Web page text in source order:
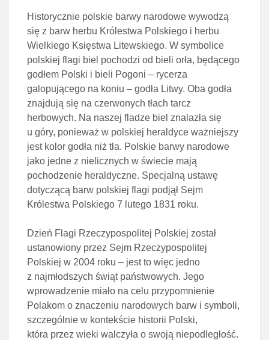
Historycznie polskie barwy narodowe wywodzą
się z barw herbu Królestwa Polskiego i herbu
Wielkiego Księstwa Litewskiego. W symbolice
polskiej flagi biel pochodzi od bieli orła, będącego
godłem Polski i bieli Pogoni – rycerza
galopującego na koniu – godła Litwy. Oba godła
znajdują się na czerwonych tłach tarcz
herbowych. Na naszej fladze biel znalazła się
u góry, ponieważ w polskiej heraldyce ważniejszy
jest kolor godła niż tła. Polskie barwy narodowe
jako jedne z nielicznych w świecie mają
pochodzenie heraldyczne. Specjalną ustawę
dotyczącą barw polskiej flagi podjął Sejm
Królestwa Polskiego 7 lutego 1831 roku.
Dzień Flagi Rzeczypospolitej Polskiej został
ustanowiony przez Sejm Rzeczypospolitej
Polskiej w 2004 roku – jest to więc jedno
z najmłodszych świąt państwowych. Jego
wprowadzenie miało na celu przypomnienie
Polakom o znaczeniu narodowych barw i symboli,
szczególnie w kontekście historii Polski,
która przez wieki walczyła o swoją niepodległość.